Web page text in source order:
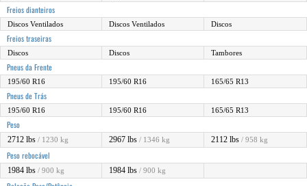
Freios dianteiros
Discos Ventilados Discos Ventilados Discos
Freios traseiras
Discos Discos Tambores
Pneus da Frente
195/60 R16 195/60 R16 165/65 R13
Pneus de Trás
195/60 R16 195/60 R16 165/65 R13
Peso
2712 lbs / 1230 kg 2967 lbs / 1346 kg 2112 lbs / 958 kg
Peso rebocável
1984 lbs / 900 kg 1984 lbs / 900 kg